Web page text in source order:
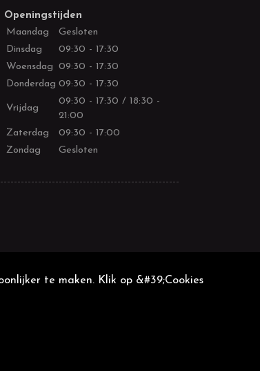
Openingstijden
Maandag
Gesloten
Dinsdag
09:30 - 17:30
Woensdag 09:30 - 17:30
Donderdag 09:30 - 17:30
Vrijdag
09:30 - 17:30 / 18:30 -
21:00
Zaterdag
09:30 - 17:00
Zondag
Gesloten
te maken. Klik op &#39;Cookies